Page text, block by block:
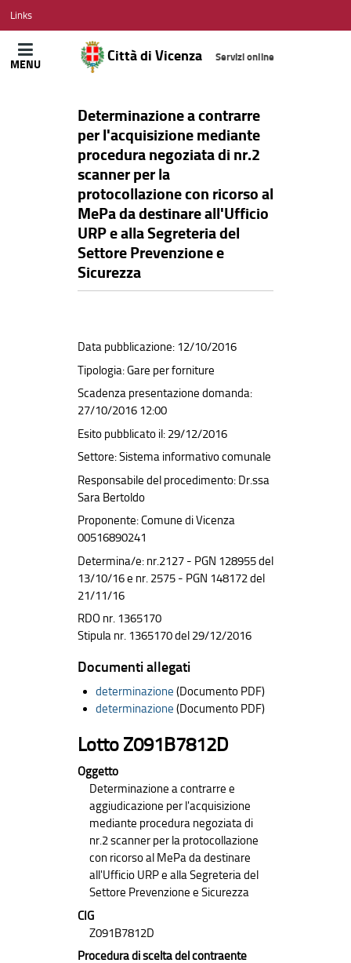
CITTÀ
DI
VICENZA
Links
Città di Vicenza Servizi online
MENU
Determinazione a contrarre
per l'acquisizione mediante
procedura negoziata di nr.2
scanner per la
protocollazione con ricorso al
MePa da destinare all'Ufficio
URP e alla Segreteria del
Settore Prevenzione e
Sicurezza
Data pubblicazione: 12/10/2016
Tipologia: Gare per forniture
Scadenza presentazione domanda:
27/10/2016 12:00
Esito pubblicato il: 29/12/2016
Settore: Sistema informativo comunale
Responsabile del procedimento: Dr.ssa
Sara Bertoldo
Proponente: Comune di Vicenza
00516890241
Determina/e: nr.2127 - PGN 128955 del
13/10/16 e nr. 2575 - PGN 148172 del
21/11/16
RDO nr. 1365170
Stipula nr. 1365170 del 29/12/2016
Documenti allegati
determinazione (Documento PDF)
determinazione (Documento PDF)
Lotto Z091B7812D
Oggetto
Determinazione a contrarre e
aggiudicazione per l'acquisizione
mediante procedura negoziata di
nr.2 scanner per la protocollazione
con ricorso al MePa da destinare
all'Ufficio URP e alla Segreteria del
Settore Prevenzione e Sicurezza
CIG
Z091B7812D
Procedura di scelta del contraente